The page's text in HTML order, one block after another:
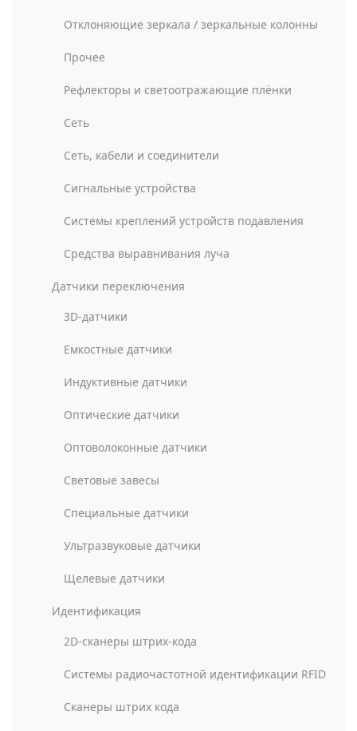
Отклоняющие зеркала / зеркальные колонны
Прочее
Рефлекторы и светоотражающие плёнки
Сеть
Сеть, кабели и соединители
Сигнальные устройства
Системы креплений устройств подавления
Средства выравнивания луча
Датчики переключения
3D-датчики
Емкостные датчики
Индуктивные датчики
Оптические датчики
Оптоволоконные датчики
Световые завесы
Специальные датчики
Ультразвуковые датчики
Щелевые датчики
Идентификация
2D-сканеры штрих-кода
Системы радиочастотной идентификации RFID
Сканеры штрих кода